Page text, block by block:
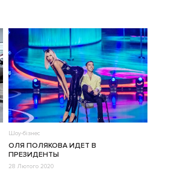
Шоу-бізнес
ОЛЯ ПОЛЯКОВА ИДЕТ В
ПРЕЗИДЕНТЫ
28 Лютого 2020